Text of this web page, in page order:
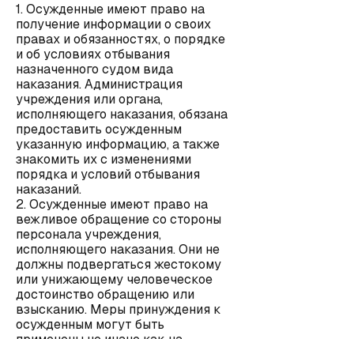
1. Осужденные имеют право на
получение информации о своих
правах и обязанностях, о порядке
и об условиях отбывания
назначенного судом вида
наказания. Администрация
учреждения или органа,
исполняющего наказания, обязана
предоставить осужденным
указанную информацию, а также
знакомить их с изменениями
порядка и условий отбывания
наказаний.
2. Осужденные имеют право на
вежливое обращение со стороны
персонала учреждения,
исполняющего наказания. Они не
должны подвергаться жестокому
или унижающему человеческое
достоинство обращению или
взысканию. Меры принуждения к
осужденным могут быть